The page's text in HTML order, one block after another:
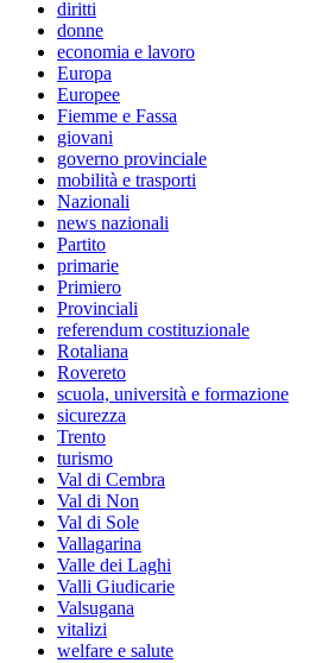
diritti
donne
economia e lavoro
Europa
Europee
Fiemme e Fassa
giovani
governo provinciale
mobilità e trasporti
Nazionali
news nazionali
Partito
primarie
Primiero
Provinciali
referendum costituzionale
Rotaliana
Rovereto
scuola, università e formazione
sicurezza
Trento
turismo
Val di Cembra
Val di Non
Val di Sole
Vallagarina
Valle dei Laghi
Valli Giudicarie
Valsugana
vitalizi
welfare e salute